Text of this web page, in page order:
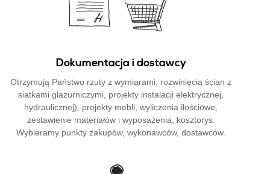
Dokumentacja i dostawcy
Otrzymują Państwo rzuty z wymiarami, rozwinięcia ścian z
siatkami glazurniczymi, projekty instalacji elektrycznej,
hydraulicznej), projekty mebli, wyliczenia ilościowe,
zestawienie materiałów i wyposażenia, kosztorys.
Wybieramy punkty zakupów, wykonawców, dostawców.